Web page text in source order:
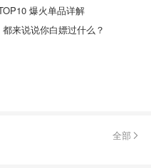
爆火单品详解
来说说你白嫖过什么？
全部